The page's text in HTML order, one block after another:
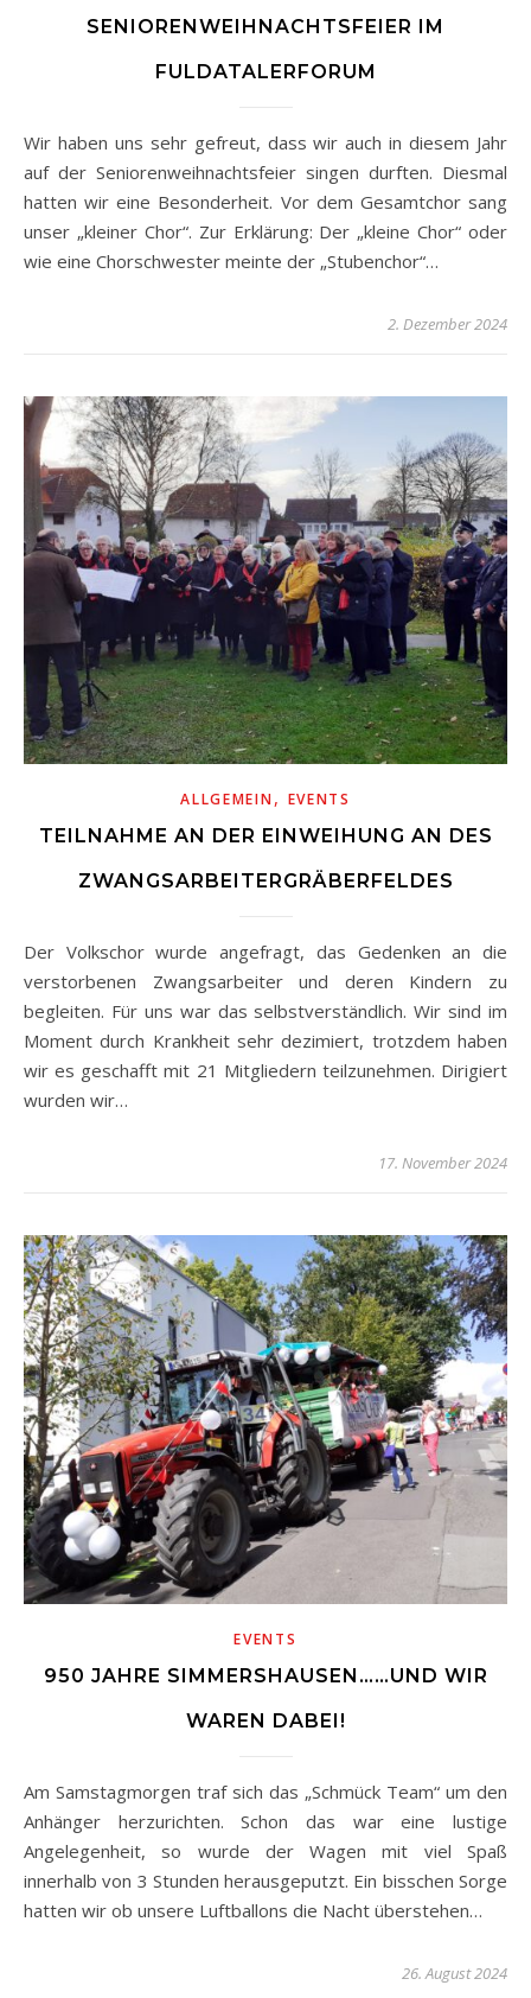
SENIORENWEIHNACHTSFEIER IM
FULDATALERFORUM
Wir haben uns sehr gefreut, dass wir auch in diesem Jahr
auf der Seniorenweihnachtsfeier singen durften. Diesmal
hatten wir eine Besonderheit. Vor dem Gesamtchor sang
unser „kleiner Chor“. Zur Erklärung: Der „kleine Chor“ oder
wie eine Chorschwester meinte der „Stubenchor“…
2. Dezember 2024
ALLGEMEIN, EVENTS
TEILNAHME AN DER EINWEIHUNG AN DES
ZWANGSARBEITERGRÄBERFELDES
Der Volkschor wurde angefragt, das Gedenken an die
verstorbenen Zwangsarbeiter und deren Kindern zu
begleiten. Für uns war das selbstverständlich. Wir sind im
Moment durch Krankheit sehr dezimiert, trotzdem haben
wir es geschafft mit 21 Mitgliedern teilzunehmen. Dirigiert
wurden wir…
17. November 2024
EVENTS
950 JAHRE SIMMERSHAUSEN……UND WIR
WAREN DABEI!
Am Samstagmorgen traf sich das „Schmück Team“ um den
Anhänger herzurichten. Schon das war eine lustige
Angelegenheit, so wurde der Wagen mit viel Spaß
innerhalb von 3 Stunden herausgeputzt. Ein bisschen Sorge
hatten wir ob unsere Luftballons die Nacht überstehen…
26. August 2024